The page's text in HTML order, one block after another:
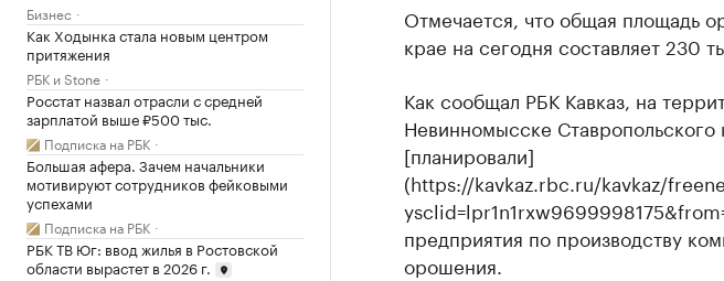
Бизнес
Как Ходынка стала новым центром
притяжения
РБК и Stone
Росстат назвал отрасли с средней
зарплатой выше ₽500 тыс.
Подписка на РБК
Большая афера. Зачем начальники
мотивируют сотрудников фейковыми
успехами
Подписка на РБК
РБК ТВ Юг: ввод жилья в Ростовской
области вырастет в 2026 г.
Отмечается, что общая площадь
крае на сегодня составляет 230
Как сообщал РБК Кавказ, на
Невинномысске
[планировали]
(https://kavkaz.rbc.ru/kavkaz/
предприятия по производству
орошения.